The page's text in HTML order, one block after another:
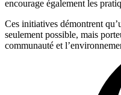
encourage également les
Ces initiatives démontrent
seulement possible, mais
communauté et